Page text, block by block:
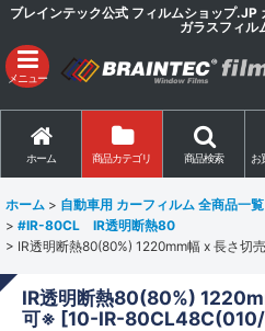
ブレインテック公式 フィルムショップ
ガラスフィル
メニュー
ホーム 商品カテゴリ 商品検索 お
ホーム > 自動車用 カーフィルム 全商品一覧
> #IR-80CL IR透明断熱80
> IR透明断熱80(80%) 1220mm幅 x 長さ切
IR透明断熱80(80%)
可※ [10-IR-